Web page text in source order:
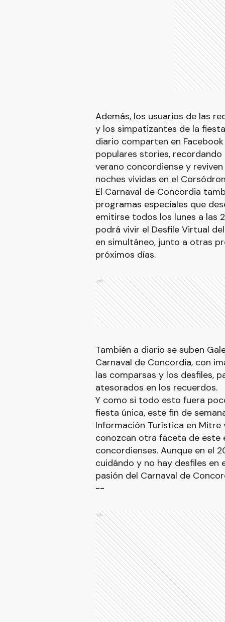
Además, los usuarios de las
y los simpatizantes de la
diario comparten en
populares stories,
verano concordiense y
noches vividas en el
El Carnaval de Concordia
programas especiales que
emitirse todos los lunes a las
podrá vivir el Desfile Virtual
en simultáneo, junto a otras
próximos días.
Ads
También a diario se suben
Carnaval de Concordia, con
las comparsas y los desfiles,
atesorados en los recuerdos.
Y como si todo esto fuera
fiesta única, este fin de
Información Turística en
conozcan otra faceta de este
concordienses. Aunque en el
cuidándo y no hay desfiles en
pasión del Carnaval de
--
Ads